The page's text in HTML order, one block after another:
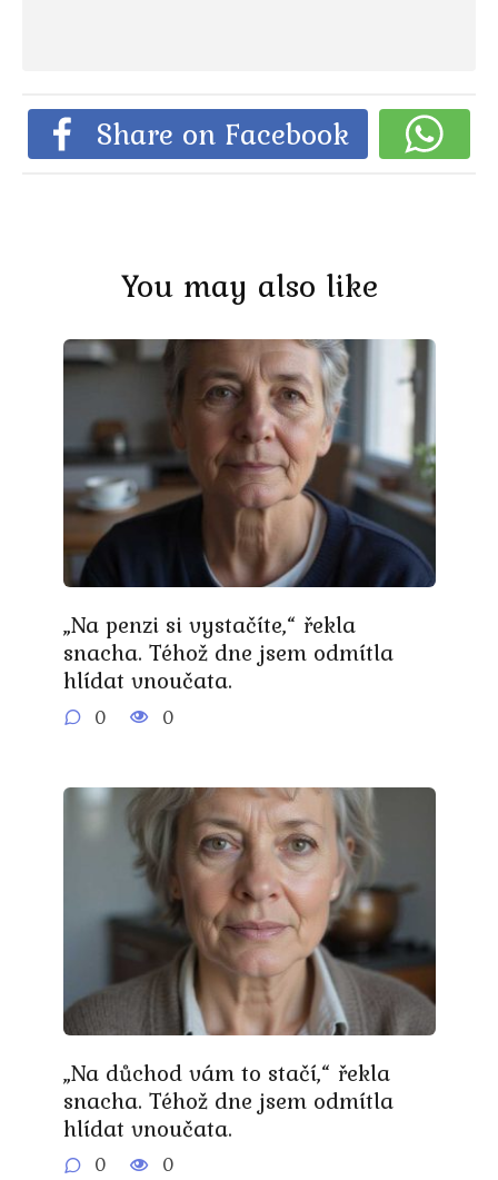
Share on Facebook
You may also like
„Na penzi si vystačíte,“ řekla
snacha. Téhož dne jsem odmítla
hlídat vnoučata.
0 0
„Na důchod vám to stačí,“ řekla
snacha. Téhož dne jsem odmítla
hlídat vnoučata.
0 0